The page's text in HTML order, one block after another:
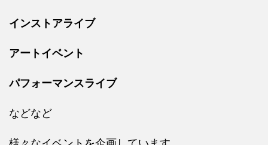
インストアライブ
アートイベント
パフォーマンスライブ
などなど